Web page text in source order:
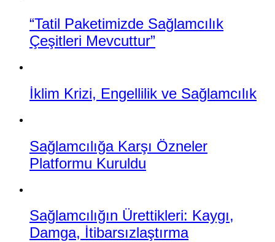
“Tatil Paketimizde Sağlamcılık
Çeşitleri Mevcuttur”
İklim Krizi, Engellilik ve Sağlamcılık
Sağlamcılığa Karşı Özneler
Platformu Kuruldu
Sağlamcılığın Ürettikleri: Kaygı,
Damga, İtibarsızlaştırma